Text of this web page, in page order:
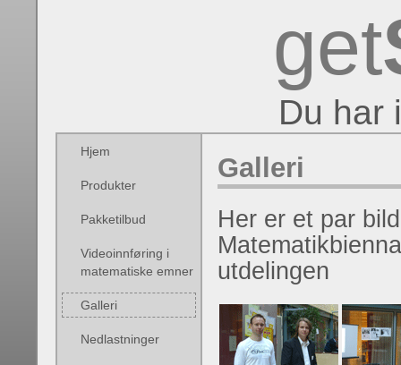
get
Du har
Galleri
Her er et par
utdelingen
Hjem
Produkter
Pakketilbud
Videoinnføring i
matematiske emner
Galleri
Nedlastninger